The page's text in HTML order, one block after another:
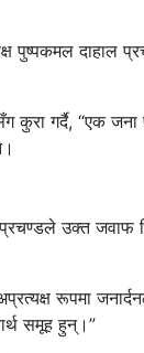
पुष्पकमल दाहाल
गर्दै, “एक जना
उक्त
रूपमा
समूह हुन्।”